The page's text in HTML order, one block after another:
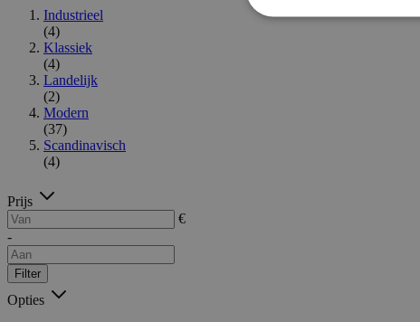
Industrieel
(4)
Klassiek
(4)
Landelijk
(2)
Modern
(37)
Scandinavisch
(4)
Prijs
€
-
Filter
Opties